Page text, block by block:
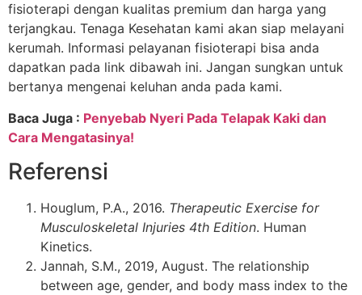
fisioterapi dengan kualitas premium dan harga yang
terjangkau. Tenaga Kesehatan kami akan siap melayani
kerumah. Informasi pelayanan fisioterapi bisa anda
dapatkan pada link dibawah ini. Jangan sungkan untuk
bertanya mengenai keluhan anda pada kami.
Baca Juga : Penyebab Nyeri Pada Telapak Kaki dan
Cara Mengatasinya!
Referensi
Houglum, P.A., 2016. Therapeutic Exercise for
Musculoskeletal Injuries 4th Edition. Human
Kinetics.
Jannah, S.M., 2019, August. The relationship
between age, gender, and body mass index to the